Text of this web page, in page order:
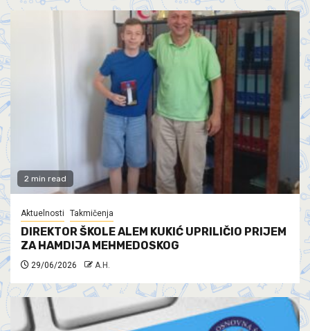
2 min read
Aktuelnosti Takmičenja
DIREKTOR ŠKOLE ALEM KUKIĆ UPRILIČIO PRIJEM
ZA HAMDIJA MEHMEDOSKOG
29/06/2026 A.H.